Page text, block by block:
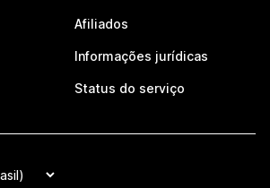
Afiliados
Informações jurídicas
Status do serviço